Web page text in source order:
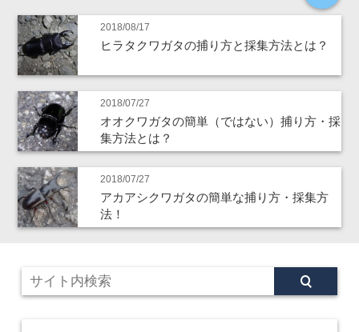
2018/08/17
ヒラタクワガタの捕り方と採集方法とは？
2018/07/27
オオクワガタの簡単（ではない）捕り方・採
集方法とは？
2018/07/27
アカアシクワガタの簡単な捕り方・採集方
法！